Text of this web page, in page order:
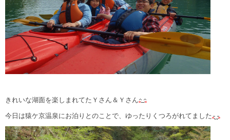
きれいな湖面を楽しまれてたＹさん＆Ｙさん
今日は猿ケ京温泉にお泊りとのことで、ゆったりくつろがれてました